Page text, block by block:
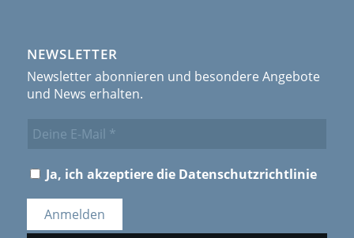
NEWSLETTER
Newsletter abonnieren und besondere Angebote
und News erhalten.
Ja, ich akzeptiere die Datenschutzrichtlinie